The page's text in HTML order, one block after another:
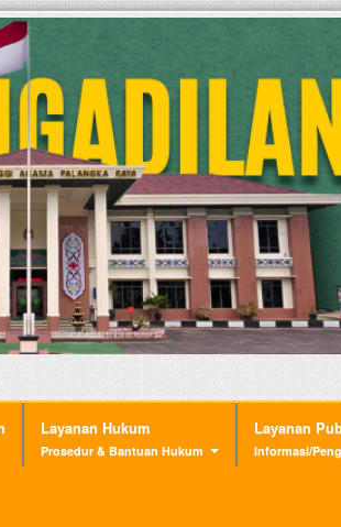
Layanan Hukum
Prosedur & Bantuan Hukum
Layanan
Informasi/